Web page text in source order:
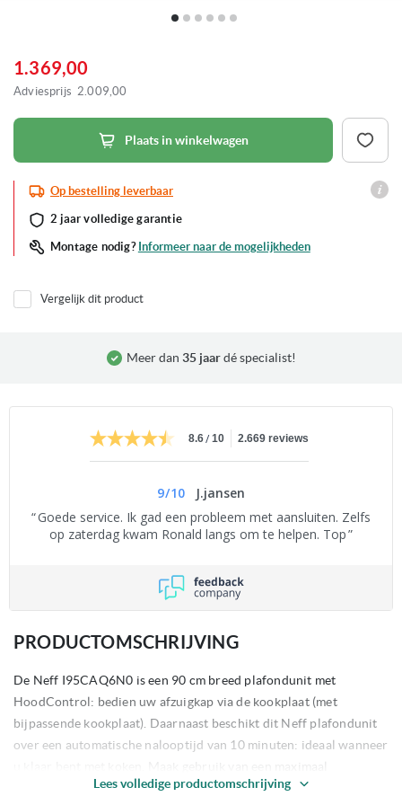
het
begin
van
afbeeldingen-
1.369,00
Adviesprijs 2.009,00
Plaats in winkelwagen
Op bestelling leverbaar
2 jaar volledige garantie
Montage nodig? Informeer naar de mogelijkheden
Vergelijk dit product
Meer dan 35 jaar dé specialist!
8.6/ 10 2.669 reviews
9/10
J.jansen
Goede service. Ik gad een probleem met aansluiten. Zelfs
op zaterdag kwam Ronald langs om te helpen. Top
PRODUCTOMSCHRIJVING
De Neff I95CAQ6N0 is een 90 cm breed plafondunit met
HoodControl: bedien uw afzuigkap via de kookplaat (met
bijpassende kookplaat). Daarnaast beschikt dit Neff plafondunit
over een automatische nalooptijd van 10 minuten: ideaal wanneer
afzuigvermogen van 798 m3/u bij gebruik intensiefstand.
Lees volledige productomschrijving